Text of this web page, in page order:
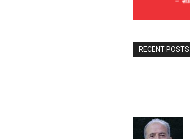
RECENT POSTS